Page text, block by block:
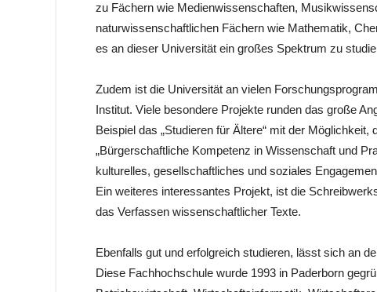
zu Fächern wie Medienwissenschaften,
naturwissenschaftlichen Fächern wie Mathematik,
es an dieser Universität ein großes Spektrum zu
Zudem ist die Universität an vielen
Institut. Viele besondere Projekte runden das große
Beispiel das „Studieren für Ältere“ mit der
„Bürgerschaftliche Kompetenz in Wissenschaft und
kulturelles, gesellschaftliches und soziales
Ein weiteres interessantes Projekt, ist die
das Verfassen wissenschaftlicher Texte.
Ebenfalls gut und erfolgreich studieren, lässt sich an
Diese Fachhochschule wurde 1993 in Paderborn